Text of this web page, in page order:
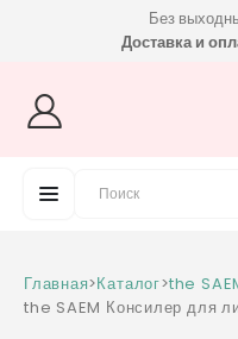
Без
Доставка и
Главная>Каталог>the
the SAEM Консилер для